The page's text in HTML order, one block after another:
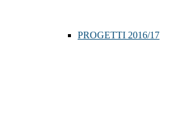
PROGETTI 2016/17